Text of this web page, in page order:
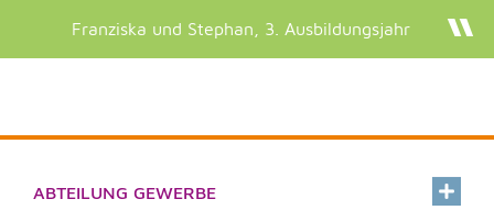
Franziska und Stephan, 3. Ausbildungsjahr
ABTEILUNG GEWERBE